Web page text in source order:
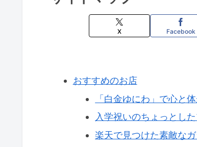
X Facebook
おすすめのお店
「白金ゆにわ」で心と
入学祝いのちょっとし
楽天で見つけた素敵な